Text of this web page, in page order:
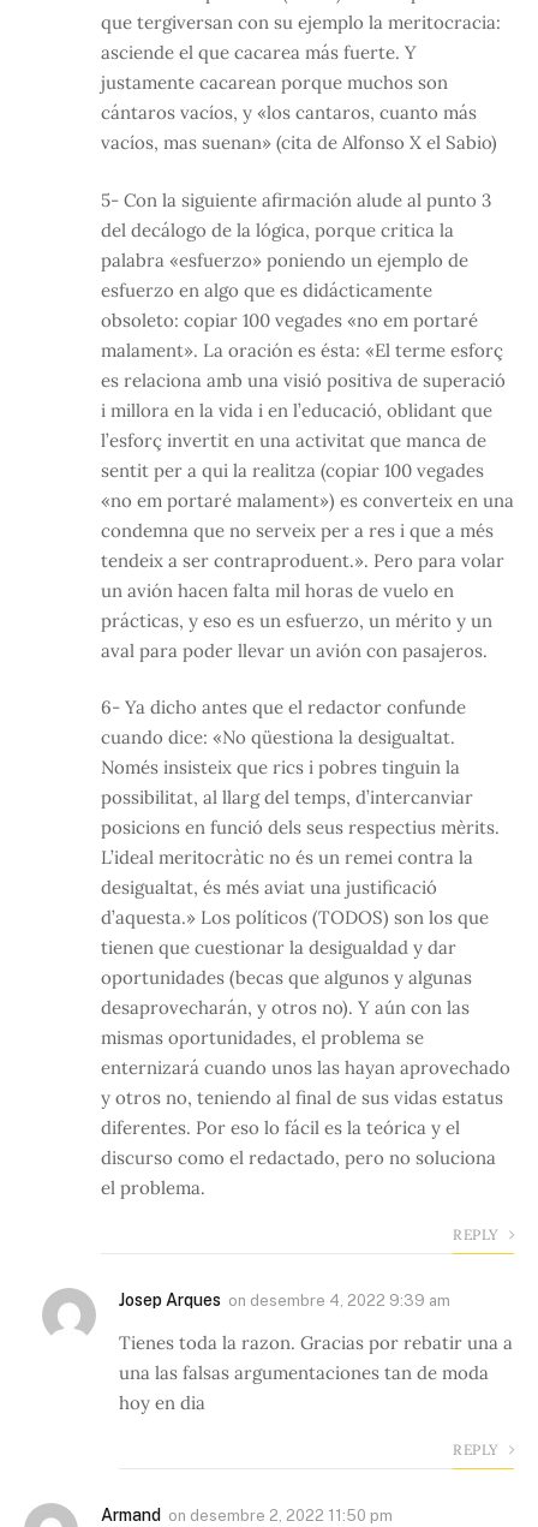
que tergiversan con su ejemplo la meritocracia:
asciende el que cacarea más fuerte. Y
justamente cacarean porque muchos son
cántaros vacíos, y «los cantaros, cuanto más
vacíos, mas suenan» (cita de Alfonso X el Sabio)
5- Con la siguiente afirmación alude al punto 3
del decálogo de la lógica, porque critica la
palabra «esfuerzo» poniendo un ejemplo de
esfuerzo en algo que es didácticamente
obsoleto: copiar 100 vegades «no em portaré
malament». La oración es ésta: «El terme esforç
es relaciona amb una visió positiva de superació
i millora en la vida i en l’educació, oblidant que
l’esforç invertit en una activitat que manca de
sentit per a qui la realitza (copiar 100 vegades
«no em portaré malament») es converteix en una
condemna que no serveix per a res i que a més
tendeix a ser contraproduent.». Pero para volar
un avión hacen falta mil horas de vuelo en
prácticas, y eso es un esfuerzo, un mérito y un
aval para poder llevar un avión con pasajeros.
6- Ya dicho antes que el redactor confunde
cuando dice: «No qüestiona la desigualtat.
Només insisteix que rics i pobres tinguin la
possibilitat, al llarg del temps, d’intercanviar
posicions en funció dels seus respectius mèrits.
L’ideal meritocràtic no és un remei contra la
desigualtat, és més aviat una justificació
d’aquesta.» Los políticos (TODOS) son los que
tienen que cuestionar la desigualdad y dar
oportunidades (becas que algunos y algunas
desaprovecharán, y otros no). Y aún con las
mismas oportunidades, el problema se
enternizará cuando unos las hayan aprovechado
y otros no, teniendo al final de sus vidas estatus
diferentes. Por eso lo fácil es la teórica y el
discurso como el redactado, pero no soluciona
el problema.
REPLY
Josep Arques on desembre 4, 2022 9:39 am
Tienes toda la razon. Gracias por rebatir una a
una las falsas argumentaciones tan de moda
hoy en dia
REPLY
Armand on desembre 2, 2022 11:50 pm